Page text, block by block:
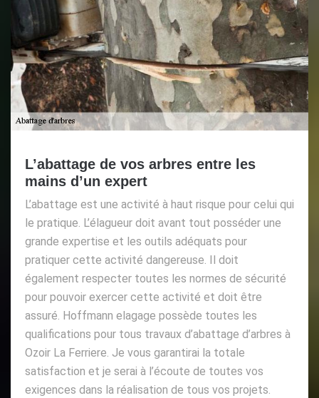
L’abattage de vos arbres entre les
mains d’un expert
L’abattage est une activité à haut risque pour celui qui
le pratique. L’élagueur doit avant tout posséder une
grande expertise et les outils adéquats pour
pratiquer cette activité dangereuse. Il doit
également respecter toutes les normes de sécurité
pour pouvoir exercer cette activité et doit être
assuré. Hoffmann elagage possède toutes les
qualifications pour tous travaux d’abattage d’arbres à
Ozoir La Ferriere. Je vous garantirai la totale
satisfaction et je serai à l’écoute de toutes vos
exigences dans la réalisation de tous vos projets.